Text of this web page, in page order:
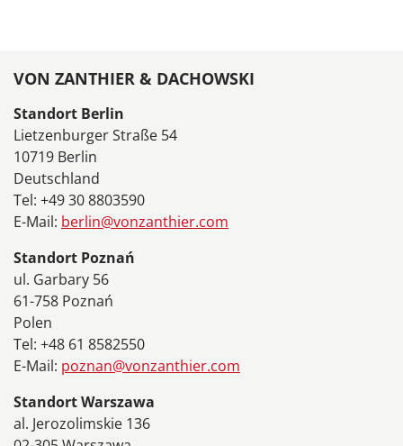
VON ZANTHIER & DACHOWSKI
Standort Berlin
Lietzenburger Straße 54
10719 Berlin
Deutschland
Tel: +49 30 8803590
E-Mail: berlin@vonzanthier.com
Standort Poznań
ul. Garbary 56
61-758 Poznań
Polen
Tel: +48 61 8582550
E-Mail: poznan@vonzanthier.com
Standort Warszawa
al. Jerozolimskie 136